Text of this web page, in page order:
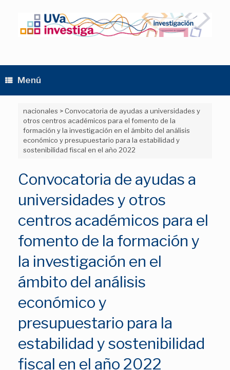
contenido
Menú
nacionales > Convocatoria de ayudas a universidades y
otros centros académicos para el fomento de la
formación y la investigación en el ámbito del análisis
económico y presupuestario para la estabilidad y
sostenibilidad fiscal en el año 2022
Convocatoria de ayudas a
universidades y otros
centros académicos para el
fomento de la formación y
la investigación en el
ámbito del análisis
económico y
presupuestario para la
estabilidad y sostenibilidad
fiscal en el año 2022